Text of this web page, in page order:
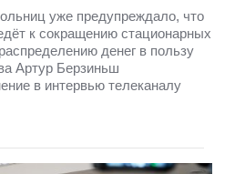
уже предупреждало, что
к сокращению стационарных
денег в пользу
Артур Берзиньш
в интервью телеканалу